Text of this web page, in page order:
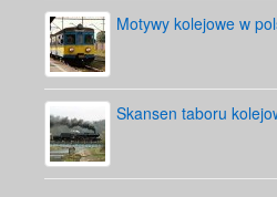
Motywy kolejowe w
Skansen taboru